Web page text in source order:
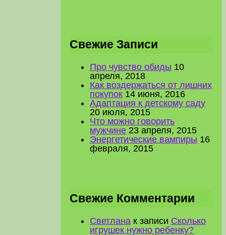
Свежие Записи
Про чувство обиды 10
апреля, 2018
Как воздержаться от лишних
покупок 14 июня, 2016
Адаптация к детскому саду
20 июля, 2015
Что можно говорить
мужчине 23 апреля, 2015
Энергетические вампиры 16
февраля, 2015
Свежие Комментарии
Светлана к записи Сколько
игрушек нужно ребенку?